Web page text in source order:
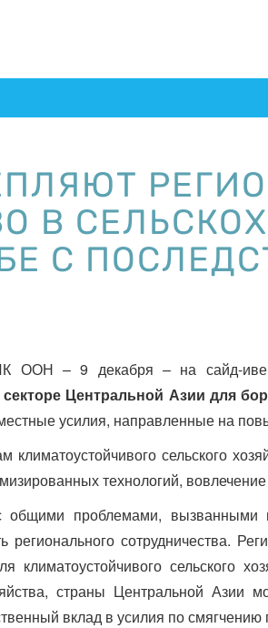
В
С
– 9 декабря – на сайд-
Центральной Азии для
усилия, направленные на
сельского
технологий,
общими проблемами,
регионального сотрудничества.
климатоустойчивого сельского
страны Центральной Азии
вклад в усилия по смягчению